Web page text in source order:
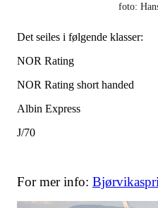
foto:
Det seiles i følgende klasser:
NOR Rating
NOR Rating short handed
Albin Express
J/70
For mer info: